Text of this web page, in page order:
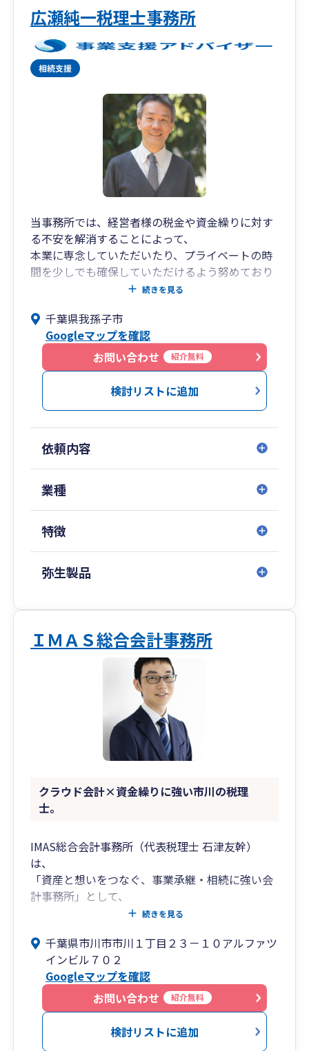
広瀬純一税理士事務所
当事務所では、経営者様の税金や資金繰りに対す
る不安を解消することによって、
本業に専念していただいたり、プライベートの時
間を少しでも確保していただけるよう努めており
る私、広瀬純一が対応いたします。
途中で担当者が変わることはありません。
みなさまの裏方として、お役に立てるよう努めて
まいります。
続きを見る
千葉県我孫子市
Googleマップを確認
お問い合わせ
紹介無料
検討リストに追加
依頼内容
業種
特徴
弥生製品
ＩＭＡＳ総合会計事務所
クラウド会計×資金繰りに強い市川の税理
士。
IMAS総合会計事務所（代表税理士 石津友幹）
は、
「資産と想いをつなぐ、事業承継・相続に強い会
計事務所」として、
中小企業オーナー様や資産家の“経営と家族を守
会社の未来を見据えた株式承継・後継者育成・相
続税対策を中心に、
財務・税務・法務を一体化した総合プランニング
を提供。
経営者様の想いを次世代へ確実に引き継ぐための
最適な解決策をご提案いたします。
続きを見る
千葉県市川市市川１丁目２３－１０アルファツ
インビル７０２
Googleマップを確認
お問い合わせ
紹介無料
検討リストに追加